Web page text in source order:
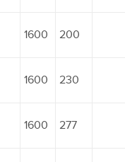
1600 200
1600 230
1600 277